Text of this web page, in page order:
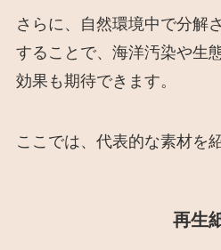
さらに、自然環境中で分解
することで、海洋汚染や生
効果も期待できます。
ここでは、代表的な素材を
再生